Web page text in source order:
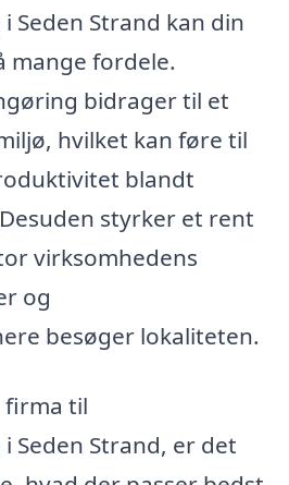
Seden Strand kan din
mange fordele.
bidrager til et
hvilket kan føre til
blandt
styrker et rent
virksomhedens
og
besøger lokaliteten.
til
Seden Strand, er det